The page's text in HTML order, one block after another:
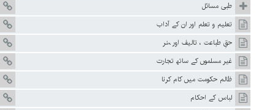
طبی مسائل
تعلیم و تعلم اور ان کے آداب
حقِ طباعت ، تالیف اور ہنر
غیر مسلموں کے ساتھ تجارت
ظالم حکومت میں کام کرنا
لباس کے احکام